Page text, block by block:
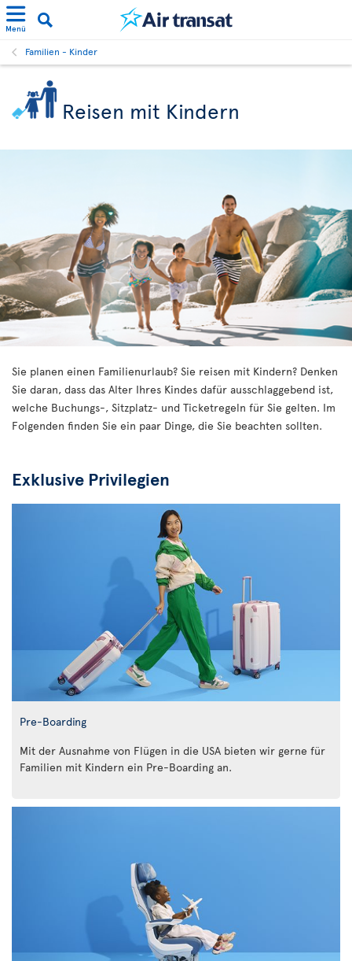
Menü
Familien - Kinder
Reisen mit Kindern
Sie planen einen Familienurlaub? Sie reisen mit Kindern? Denken
Sie daran, dass das Alter Ihres Kindes dafür ausschlaggebend ist,
welche Buchungs-, Sitzplatz- und Ticketregeln für Sie gelten. Im
Folgenden finden Sie ein paar Dinge, die Sie beachten sollten.
Exklusive Privilegien
Pre-Boarding
Mit der Ausnahme von Flügen in die USA bieten wir gerne für
Familien mit Kindern ein Pre-Boarding an.